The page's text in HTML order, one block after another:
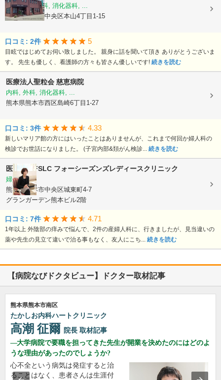
内科, 呼吸器科, 消化器科, ...
熊本県熊本市中央区本山4丁目1-15
口コミ: 2件 5
目眩ではじめてお伺い致しました。 親身に話を聞いて頂き ありがとうございま
す。 先生も優しく、看護師の方々も皆さん優しいです! 続きを読む
医療法人聖粒会 慈恵病院
内科, 外科, 消化器科, ...
熊本県熊本市西区島崎6丁目1-27
口コミ: 3件 4.33
新しいマリア館の方にはいったことはありませんが、これまで何回か婦人科の
検診でお世話になりました。 (子宮内部&頚がん検診... 続きを読む
医療法人FSLC フォーシーズンズレディースクリニック
婦人科
熊本県熊本市中央区城東町4-7
グランガーデン熊本ビル2階
口コミ: 7件 4.71
1年以上 外陰部の痒みで悩んで、2件の産婦人科に、行きましたが、見当違いの
薬や先生の見立て違いで治る事もなく、友人にこち... 続きを読む
【病院なびドクタビュー】ドクター取材記事
熊本県熊本市南区
たかしお内科ハートクリニック
高潮 征爾 院長 取材記事
大学病院で要職を担ってきた先生が開業を決めたのにはどのよ
うな理由があったのでしょうか?
心不全という病気は発症すると治
ることはなく、患者さんは生涯付